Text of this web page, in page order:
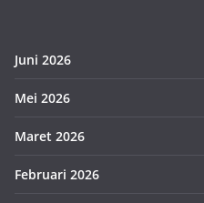
Juni 2026
Mei 2026
Maret 2026
Februari 2026